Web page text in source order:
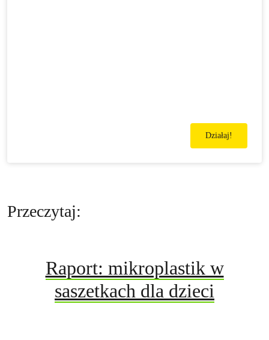
Działaj!
Przeczytaj:
Raport: mikroplastik w
saszetkach dla dzieci